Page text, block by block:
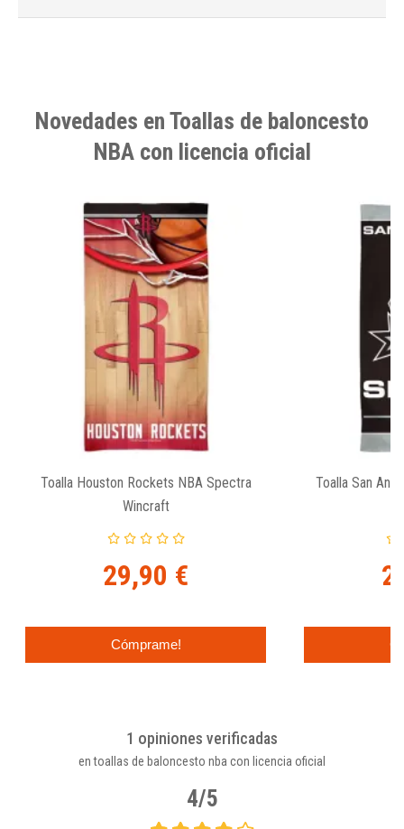
Novedades en Toallas de baloncesto
NBA con licencia oficial
Toalla Houston Rockets NBA Spectra
Wincraft
29,90 €
Cómprame!
Toalla San
1 opiniones verificadas
en toallas de baloncesto nba con licencia oficial
4/5